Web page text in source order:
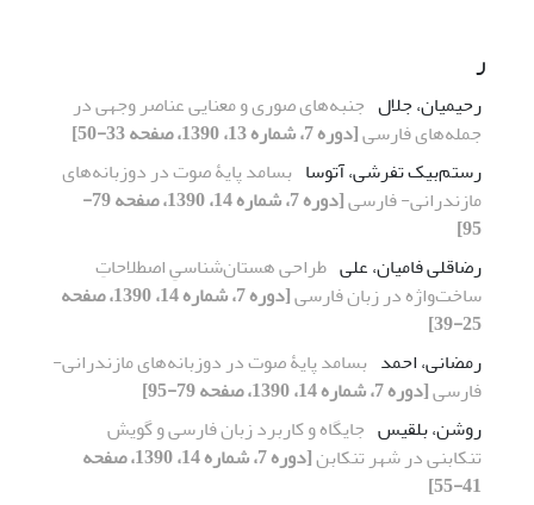
ر
رحیمیان، جلال جنبه‌ها‌ی صوری و معنایی عناصر وجهی در
جمله‌های فارسی[دوره 7، شماره 13، 1390، صفحه 33-50]
رستم‌بیک تفرشی، آتوسا بسامد پایۀ صوت در دوزبانه‌های
مازندرانی- فارسی
[دوره 7، شماره 14، 1390، صفحه 79-
95]
رضاقلی فامیان، علی طراحی هستان‌شناسیِ اصطلاحاتِ
ساخت‌واژه در زبان فارسی
[دوره 7، شماره 14، 1390، صفحه
25-39]
رمضانی، احمد بسامد پایۀ صوت در دوزبانه‌های مازندرانی-
فارسی[دوره 7، شماره 14، 1390، صفحه 79-95]
روشن، بلقیس جایگاه و کاربرد زبان فارسی و گویش
تنکابنی در شهر تنکابن
[دوره 7، شماره 14، 1390، صفحه
41-55]